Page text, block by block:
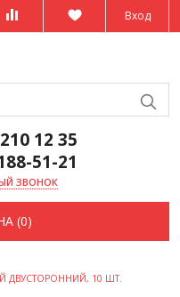
Вход
12 35
51-21
ЗВОНОК
(0)
ДВУСТОРОННИЙ, 10 ШТ.